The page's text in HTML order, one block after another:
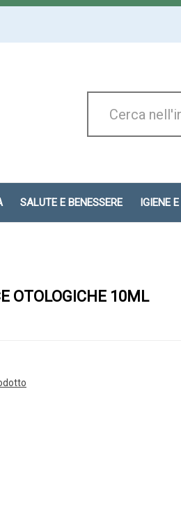
Prodotto
SALUTE E BENESSERE IGIENE
OTOLOGICHE 10ML